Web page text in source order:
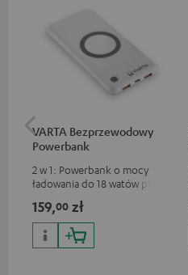
VARTA Bezprzewodowy
Powerbank
2 w 1: Powerbank o mocy
ładowania do 18 watów przez
ładowarka o mocy ładowania
do 10 watów
159,00 zł